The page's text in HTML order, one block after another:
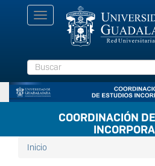
Toggle
navigation
Buscar
COORDINACIÓN
Inicio